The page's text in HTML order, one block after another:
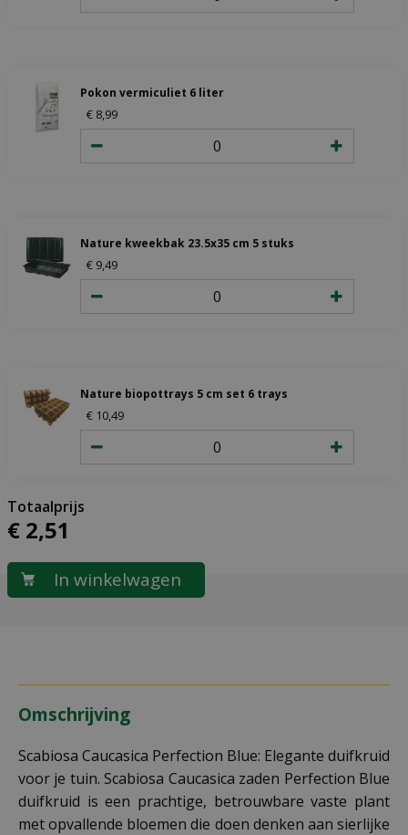
Pokon vermiculiet 6 liter
€ 8 99
Nature kweekbak 23.5x35 cm 5 stuks
€ 949
Nature biopottrays 5 cm set 6 trays
€ 1049
€ 2,51
Omschrijving
Scabiosa Caucasica Perfection Blue: Elegante duifkruid
voor je tuin. Scabiosa Caucasica zaden Perfection Blue
duifkruid is een prachtige, betrouwbare vaste plant
met opvallende bloemen die doen denken aan sierlijke